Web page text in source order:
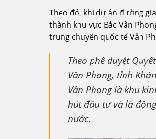
Theo đó, khi dự án đường
thành khu vực Bắc Vân
trung chuyển quốc tế Vân
Theo phê duyệt
Vân Phong, tỉnh
Vân Phong là khu
hút đầu tư và là
nước.